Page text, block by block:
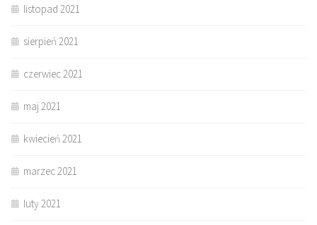
listopad 2021
sierpień 2021
czerwiec 2021
maj 2021
kwiecień 2021
marzec 2021
luty 2021